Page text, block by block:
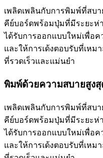
เพลิดเพลินกับการพิมพ์ที่สบ
คีย์บอร์ดพร้อมปุ่มที่มีระยะห่
ได้รับการออกแบบใหม่เพื่อ
และให้การเด้งตอบรับที่เห
ที่รวดเร็วและแม่นยำ
พิมพ์ด้วยความสบายสูง
เพลิดเพลินกับการพิมพ์ที่สบ
คีย์บอร์ดพร้อมปุ่มที่มีระยะห่
ได้รับการออกแบบใหม่เพื่อ
และให้การเด้งตอบรับที่เห